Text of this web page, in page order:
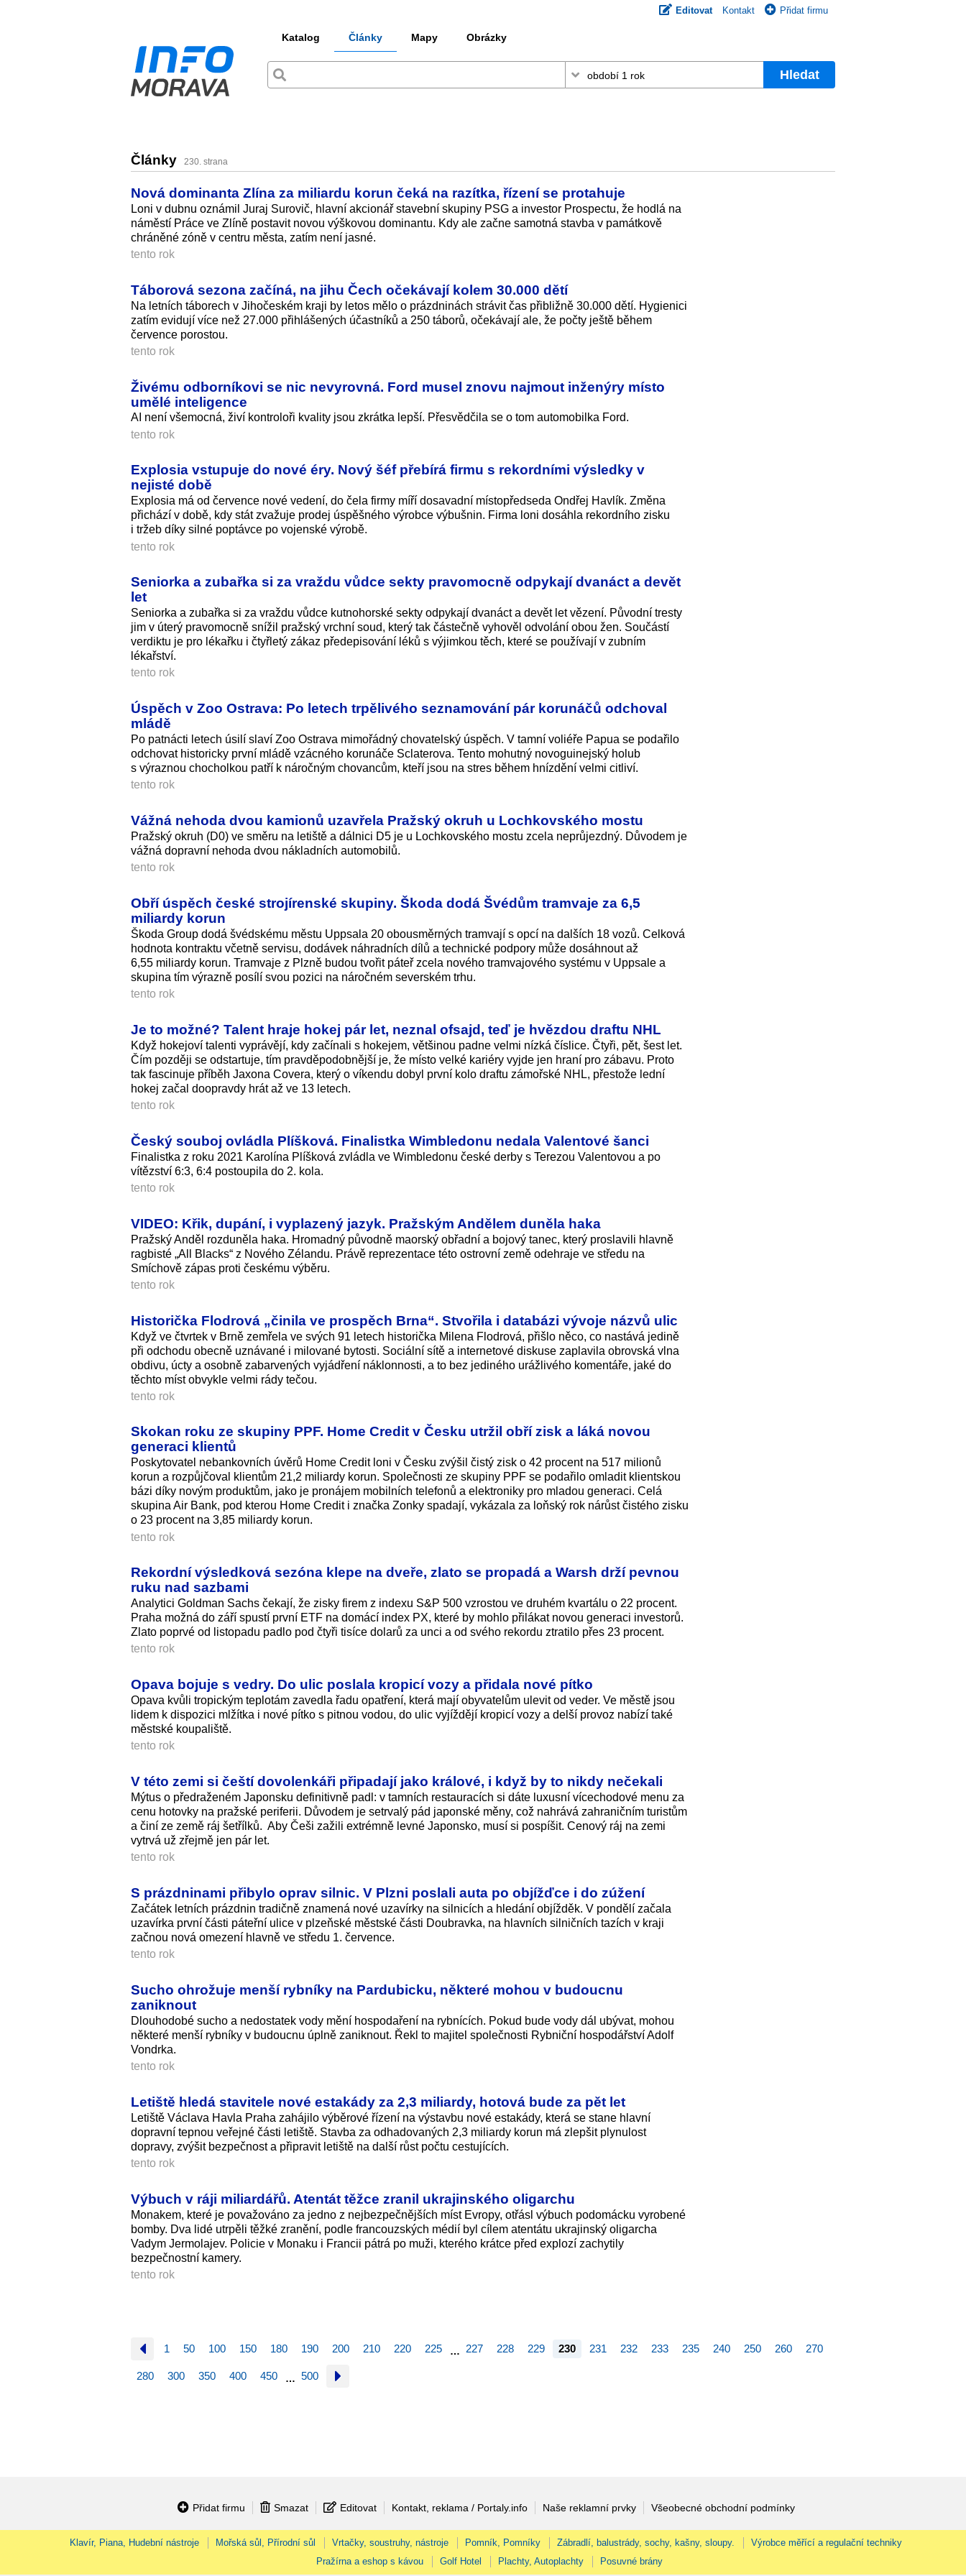
Editovat Kontakt Přidat firmu
Katalog Články Mapy Obrázky
Hledat
Články 230. strana
Nová dominanta Zlína za miliardu korun čeká na razítka, řízení se protahuje
Loni v dubnu oznámil Juraj Surovič, hlavní akcionář stavební skupiny PSG a investor Prospectu, že hodlá na
náměstí Práce ve Zlíně postavit novou výškovou dominantu. Kdy ale začne samotná stavba v památkově
chráněné zóně v centru města, zatím není jasné.
tento rok
Táborová sezona začíná, na jihu Čech očekávají kolem 30.000 dětí
Na letních táborech v Jihočeském kraji by letos mělo o prázdninách strávit čas přibližně 30.000 dětí. Hygienici
zatím evidují více než 27.000 přihlášených účastníků a 250 táborů, očekávají ale, že počty ještě během
července porostou.
tento rok
Živému odborníkovi se nic nevyrovná. Ford musel znovu najmout inženýry místo
umělé inteligence
AI není všemocná, živí kontroloři kvality jsou zkrátka lepší. Přesvědčila se o tom automobilka Ford.
tento rok
Explosia vstupuje do nové éry. Nový šéf přebírá firmu s rekordními výsledky v
nejisté době
Explosia má od července nové vedení, do čela firmy míří dosavadní místopředseda Ondřej Havlík. Změna
přichází v době, kdy stát zvažuje prodej úspěšného výrobce výbušnin. Firma loni dosáhla rekordního zisku
i tržeb díky silné poptávce po vojenské výrobě.
tento rok
Seniorka a zubařka si za vraždu vůdce sekty pravomocně odpykají dvanáct a devět
let
Seniorka a zubařka si za vraždu vůdce kutnohorské sekty odpykají dvanáct a devět let vězení. Původní tresty
jim v úterý pravomocně snížil pražský vrchní soud, který tak částečně vyhověl odvolání obou žen. Součástí
verdiktu je pro lékařku i čtyřletý zákaz předepisování léků s výjimkou těch, které se používají v zubním
lékařství.
tento rok
Úspěch v Zoo Ostrava: Po letech trpělivého seznamování pár korunáčů odchoval
mládě
Po patnácti letech úsilí slaví Zoo Ostrava mimořádný chovatelský úspěch. V tamní voliéře Papua se podařilo
odchovat historicky první mládě vzácného korunáče Sclaterova. Tento mohutný novoguinejský holub
s výraznou chocholkou patří k náročným chovancům, kteří jsou na stres během hnízdění velmi citliví.
tento rok
Vážná nehoda dvou kamionů uzavřela Pražský okruh u Lochkovského mostu
Pražský okruh (D0) ve směru na letiště a dálnici D5 je u Lochkovského mostu zcela neprůjezdný. Důvodem je
vážná dopravní nehoda dvou nákladních automobilů.
tento rok
Obří úspěch české strojírenské skupiny. Škoda dodá Švédům tramvaje za 6,5
miliardy korun
Škoda Group dodá švédskému městu Uppsala 20 obousměrných tramvají s opcí na dalších 18 vozů. Celková
hodnota kontraktu včetně servisu, dodávek náhradních dílů a technické podpory může dosáhnout až
6,55 miliardy ko­run. Tramvaje z Plzně budou tvořit páteř zcela nového tramvajového systému v Uppsale a
skupina tím výrazně posílí svou pozici na náročném severském trhu.
tento rok
Je to možné? Talent hraje hokej pár let, neznal ofsajd, teď je hvězdou draftu NHL
Když hokejoví talenti vyprávějí, kdy začínali s hokejem, většinou padne velmi nízká číslice. Čtyři, pět, šest let.
Čím později se odstartuje, tím pravděpodobnější je, že místo velké kariéry vyjde jen hraní pro zábavu. Proto
tak fascinuje příběh Jaxona Covera, který o víkendu dobyl první kolo draftu zámořské NHL, přestože lední
hokej začal doopravdy hrát až ve 13 letech.
tento rok
Český souboj ovládla Plíšková. Finalistka Wimbledonu nedala Valentové šanci
Finalistka z roku 2021 Karolína Plíšková zvládla ve Wimbledonu české derby s Terezou Valentovou a po
vítězství 6:3, 6:4 postoupila do 2. kola.
tento rok
VIDEO: Křik, dupání, i vyplazený jazyk. Pražským Andělem duněla haka
Pražský Anděl rozduněla haka. Hromadný původně maorský obřadní a bojový tanec, který proslavili hlavně
ragbisté „All Blacks“ z Nového Zélandu. Právě reprezentace této ostrovní země odehraje ve středu na
Smíchově zápas proti českému výběru.
tento rok
Historička Flodrová „činila ve prospěch Brna“. Stvořila i databázi vývoje názvů ulic
Když ve čtvrtek v Brně zemřela ve svých 91 letech historička Milena Flodrová, přišlo něco, co nastává jedině
při odchodu obecně uznávané i milované bytosti. Sociální sítě a internetové diskuse zaplavila obrovská vlna
obdivu, úcty a osobně zabarvených vyjádření náklonnosti, a to bez jediného urážlivého komentáře, jaké do
těchto míst obvykle velmi rády tečou.
tento rok
Skokan roku ze skupiny PPF. Home Credit v Česku utržil obří zisk a láká novou
generaci klientů
Poskytovatel nebankovních úvěrů Home Credit loni v Česku zvýšil čistý zisk o 42 procent na 517 milionů
korun a rozpůjčoval klientům 21,2 miliardy ko­run. Společnosti ze skupiny PPF se podařilo omladit klientskou
bázi díky novým produktům, jako je pronájem mobilních telefonů a elektroniky pro mladou generaci. Celá
skupina Air Bank, pod kterou Home Credit i značka Zonky spadají, vykázala za loňský rok nárůst čistého zisku
o 23 procent na 3,85 miliardy ko­run.
tento rok
Rekordní výsledková sezóna klepe na dveře, zlato se propadá a Warsh drží pevnou
ruku nad sazbami
Analytici Goldman Sachs čekají, že zisky firem z indexu S&P 500 vzrostou ve druhém kvartálu o 22 procent.
Praha možná do září spustí první ETF na domácí index PX, které by mohlo přilákat novou generaci investorů.
Zlato poprvé od listopadu padlo pod čtyři tisíce dolarů za unci a od svého rekordu ztratilo přes 23 procent.
tento rok
Opava bojuje s vedry. Do ulic poslala kropicí vozy a přidala nové pítko
Opava kvůli tropickým teplotám zavedla řadu opatření, která mají obyvatelům ulevit od veder. Ve městě jsou
lidem k dispozici mlžítka i nové pítko s pitnou vodou, do ulic vyjíždějí kropicí vozy a delší provoz nabízí také
městské koupaliště.
tento rok
V této zemi si čeští dovolenkáři připadají jako králové, i když by to nikdy nečekali
Mýtus o předraženém Japonsku definitivně padl: v tamních restauracích si dáte luxusní vícechodové menu za
cenu hotovky na pražské periferii. Důvodem je setrvalý pád japonské měny, což nahrává zahraničním turistům
a činí ze země ráj šetřílků. Aby Češi zažili extrémně levné Japonsko, musí si pospíšit. Cenový ráj na zemi
vytrvá už zřejmě jen pár let.
tento rok
S prázdninami přibylo oprav silnic. V Plzni poslali auta po objížďce i do zúžení
Začátek letních prázdnin tradičně znamená nové uzavírky na silnicích a hledání objížděk. V pondělí začala
uzavírka první části páteřní ulice v plzeňské městské části Doubravka, na hlavních silničních tazích v kraji
začnou nová omezení hlavně ve středu 1. července.
tento rok
Sucho ohrožuje menší rybníky na Pardubicku, některé mohou v budoucnu
zaniknout
Dlouhodobé sucho a nedostatek vody mění hospodaření na rybnících. Pokud bude vody dál ubývat, mohou
některé menší rybníky v budoucnu úplně zaniknout. Řekl to majitel společnosti Rybniční hospodářství Adolf
Vondrka.
tento rok
Letiště hledá stavitele nové estakády za 2,3 miliardy, hotová bude za pět let
Letiště Václava Havla Praha zahájilo výběrové řízení na výstavbu nové estakády, která se stane hlavní
dopravní tepnou veřejné části letiště. Stavba za odhadovaných 2,3 miliardy korun má zlepšit plynulost
dopravy, zvýšit bezpečnost a připravit letiště na další růst počtu cestujících.
tento rok
Výbuch v ráji miliardářů. Atentát těžce zranil ukrajinského oligarchu
Monakem, které je považováno za jedno z nejbezpečnějších míst Evropy, otřásl výbuch podomácku vyrobené
bomby. Dva lidé utrpěli těžké zranění, podle francouzských médií byl cílem atentátu ukrajinský oligarcha
Vadym Jermolajev. Policie v Monaku i Francii pátrá po muži, kterého krátce před explozí zachytily
bezpečnostní kamery.
tento rok
1 50 100 150 180 190 200 210 220 225 … 227 228 229 230 231 232 233 235 240 250 260 270
280 300 350 400 450 … 500
Přidat firmu Smazat Editovat Kontakt, reklama / Portaly.info Naše reklamní prvky Všeobecné obchodní podmínky
Klavír, Piana, Hudební nástroje Mořská sůl, Přírodní sůl Vrtačky, soustruhy, nástroje Pomník, Pomníky Zábradlí, balustrády, sochy, kašny, sloupy.
Výrobce měřící a regulační techniky
Pražírna a eshop s kávou
Golf Hotel Plachty, Autoplachty Posuvné brány